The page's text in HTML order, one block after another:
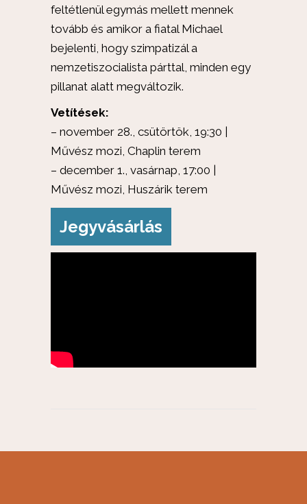
feltétlenül egymás mellett mennek
tovább és amikor a fiatal Michael
bejelenti, hogy szimpatizál a
nemzetiszocialista párttal, minden egy
pillanat alatt megváltozik.
Vetítések:
– november 28., csütörtök, 19:30 |
Művész mozi, Chaplin terem
– december 1., vasárnap, 17:00 |
Művész mozi, Huszárik terem
Jegyvásárlás